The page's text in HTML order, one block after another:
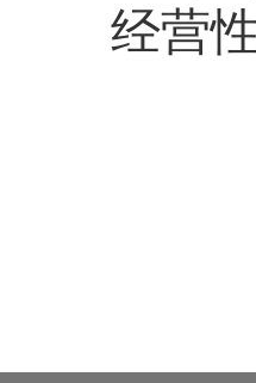
经营